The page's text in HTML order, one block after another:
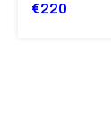
€220